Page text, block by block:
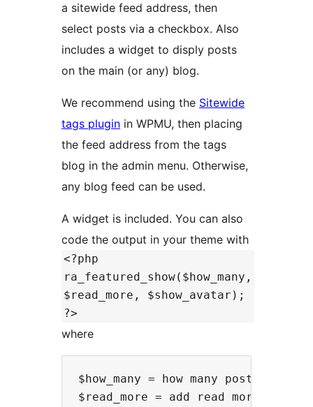
a sitewide feed address, then
select posts via a checkbox. Also
includes a widget to disply posts
on the main (or any) blog.
We recommend using the Sitewide
tags plugin in WPMU, then placing
the feed address from the tags
blog in the admin menu. Otherwise,
any blog feed can be used.
A widget is included. You can also
code the output in your theme with
<?php
ra_featured_show($how_many,
$read_more, $show_avatar);
?>
where
$how_many = how many posts to
$read_more = add read more link